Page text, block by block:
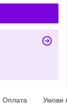
Оплата Умови